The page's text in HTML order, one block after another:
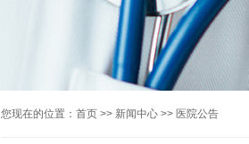
您现在的位置： 首页 >> 新闻中心 >> 医院公告